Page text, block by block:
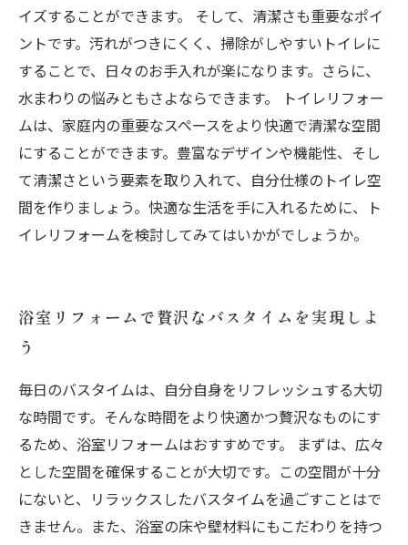
イズすることができます。 そして、清潔さも重要なポイ
ントです。汚れがつきにくく、掃除がしやすいトイレに
することで、日々のお手入れが楽になります。さらに、
水まわりの悩みともさよならできます。 トイレリフォー
ムは、家庭内の重要なスペースをより快適で清潔な空間
にすることができます。豊富なデザインや機能性、そし
て清潔さという要素を取り入れて、自分仕様のトイレ空
間を作りましょう。快適な生活を手に入れるために、ト
イレリフォームを検討してみてはいかがでしょうか。
浴室リフォームで贅沢なバスタイムを実現しよ
う
毎日のバスタイムは、自分自身をリフレッシュする大切
な時間です。そんな時間をより快適かつ贅沢なものにす
るため、浴室リフォームはおすすめです。 まずは、広々
とした空間を確保することが大切です。この空間が十分
にないと、リラックスしたバスタイムを過ごすことはで
きません。また、浴室の床や壁材料にもこだわりを持つ